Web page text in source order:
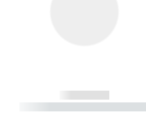
------------
----------- -----------